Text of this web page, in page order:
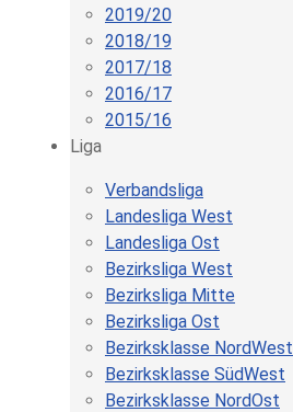
2019/20
2018/19
2017/18
2016/17
2015/16
Liga
Verbandsliga
Landesliga West
Landesliga Ost
Bezirksliga West
Bezirksliga Mitte
Bezirksliga Ost
Bezirksklasse NordWest
Bezirksklasse SüdWest
Bezirksklasse NordOst